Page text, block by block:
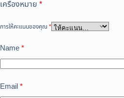
เครื่องหมาย *
การให้คะแนนของคุณ *
Name*
Email*